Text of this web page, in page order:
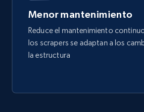
Menor mantenimiento
Reduce el mantenimiento
los scrapers se adaptan a los
la estructura